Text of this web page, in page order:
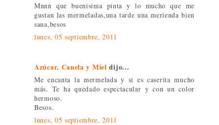
Mnnn que buenisima pinta y lo mucho que me
gustan las mermeladas,una tarde una merienda bien
sana,besos
lunes, 05 septiembre, 2011
Azúcar, Canela y Miel dijo...
Me encanta la mermelada y si es caserita mucho
más. Te ha quedado espectacular y con un color
hermoso.
Besos.
lunes, 05 septiembre, 2011